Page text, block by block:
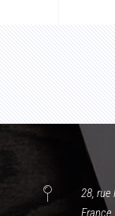
28, rue
France